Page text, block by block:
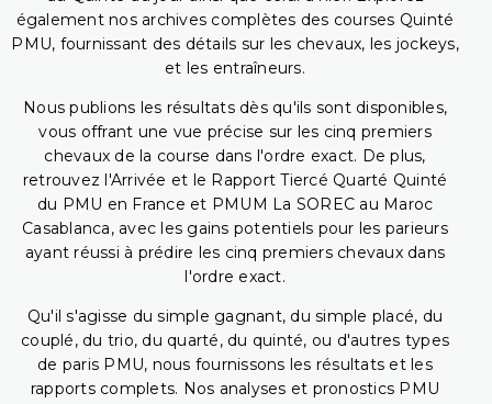
également nos archives complètes des courses Quinté
PMU, fournissant des détails sur les chevaux, les jockeys,
et les entraîneurs.
Nous publions les résultats dès qu'ils sont disponibles,
vous offrant une vue précise sur les cinq premiers
chevaux de la course dans l'ordre exact. De plus,
retrouvez l'Arrivée et le Rapport Tiercé Quarté Quinté
du PMU en France et PMUM La SOREC au Maroc
Casablanca, avec les gains potentiels pour les parieurs
ayant réussi à prédire les cinq premiers chevaux dans
l'ordre exact.
Qu'il s'agisse du simple gagnant, du simple placé, du
couplé, du trio, du quarté, du quinté, ou d'autres types
de paris PMU, nous fournissons les résultats et les
rapports complets. Nos analyses et pronostics PMU